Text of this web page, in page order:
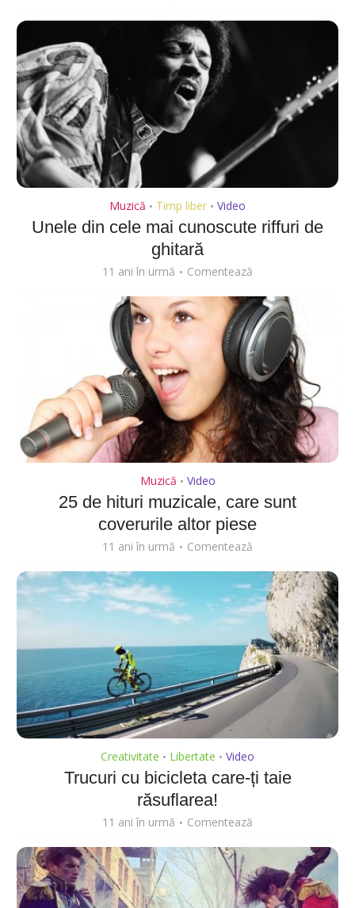
Muzică • Timp liber • Video
Unele din cele mai cunoscute riffuri de
ghitară
11 ani în urmă Comentează
Muzică • Video
25 de hituri muzicale, care sunt
coverurile altor piese
11 ani în urmă Comentează
Creativitate • Libertate • Video
Trucuri cu bicicleta care-ți taie
răsuflarea!
11 ani în urmă Comentează